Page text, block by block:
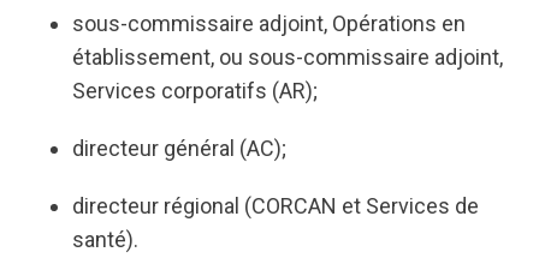
sous-commissaire adjoint, Opérations en
établissement, ou sous-commissaire adjoint,
Services corporatifs (AR);
directeur général (AC);
directeur régional (CORCAN et Services de
santé).